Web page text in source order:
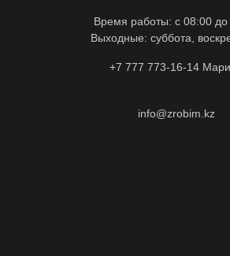
Время работы: с 08:00 до
Выходные: суббота,
+7 777 773-16-14
info@zrobim.kz